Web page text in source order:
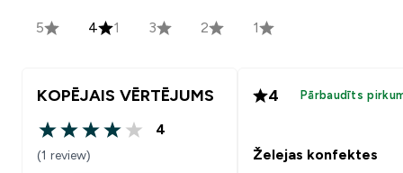
5 4 1 3 2 1
KOPĒJAIS VĒRTĒJUMS
4 out of 5 stars
4
(1 review)
4 Pārbaudīts
Želejas konfektes